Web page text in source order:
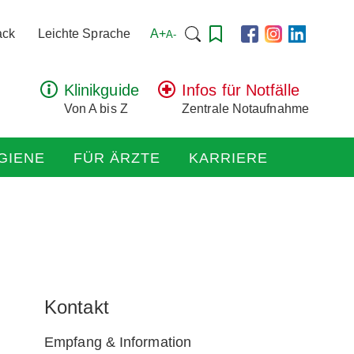
Leichte Sprache A+A- Suchen
Klinikguide
Von A bis Z
Infos für Notfälle
Zentrale Notaufnahme
FÜR ÄRZTE KARRIERE
Kontakt
Empfang & Information